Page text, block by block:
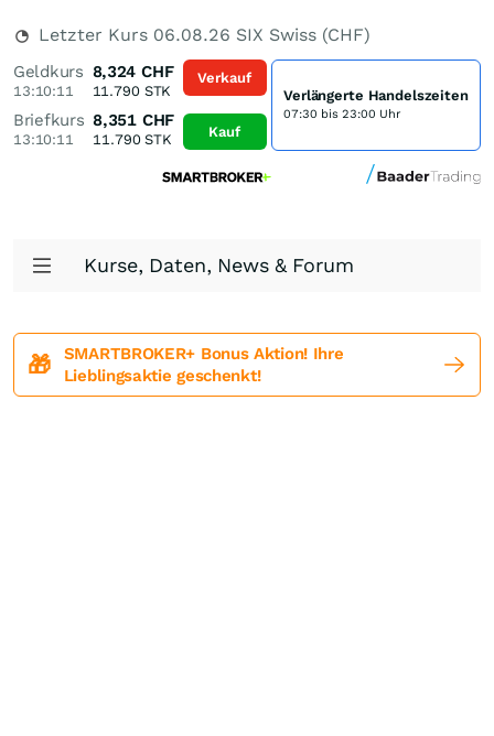
Letzter Kurs 06.08.26 SIX Swiss (CHF)
Geldkurs
13:10:11
8,324 CHF
11.790STK
Briefkurs
13:10:11
8,351 CHF
11.790STK
Verkauf
Kauf
Verlängerte Handelszeiten
07:30 bis 23:00 Uhr
Kurse, Daten, News & Forum
🎁
SMARTBROKER+ Bonus Aktion! Ihre
Lieblingsaktie geschenkt!